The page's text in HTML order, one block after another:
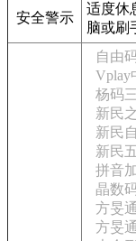
安全警示
适度休
脑或刷
自由
Vplay
杨码
新民
新民
新民
拼音
晶数
方旻
方旻